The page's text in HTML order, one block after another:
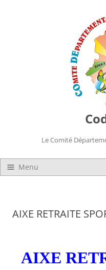
Le Comité
Menu
AIXE RETRAITE
AIXE